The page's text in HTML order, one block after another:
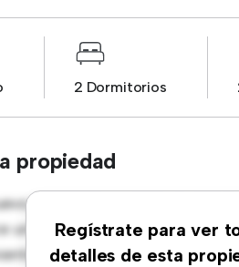
2 Dormitorios
propiedad
Regístrate para ver
detalles de esta
hogar en Málaga, Atalaya
un espacio de vida elegante
y la cocina de estilo